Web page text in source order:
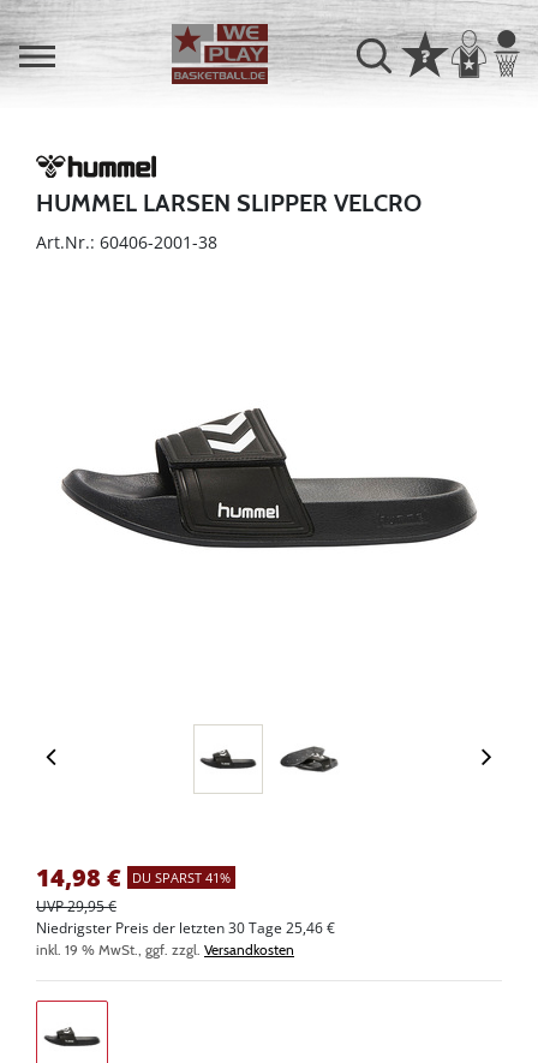
HUMMEL LARSEN SLIPPER VELCRO
Art.Nr.: 60406-2001-38
14,98 € DU SPARST 41%
UVP 29,95 €
Niedrigster Preis der letzten 30 Tage 25,46 €
inkl. 19 % MwSt., ggf. zzgl. Versandkosten